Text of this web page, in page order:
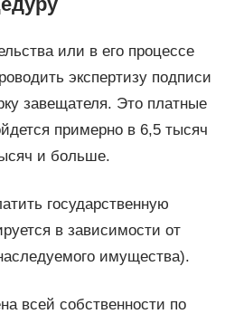
или в его процессе
экспертизу подписи
завещателя. Это платные
примерно в 6,5 тысяч
и больше.
государственную
в зависимости от
имущества).
всей собственности по